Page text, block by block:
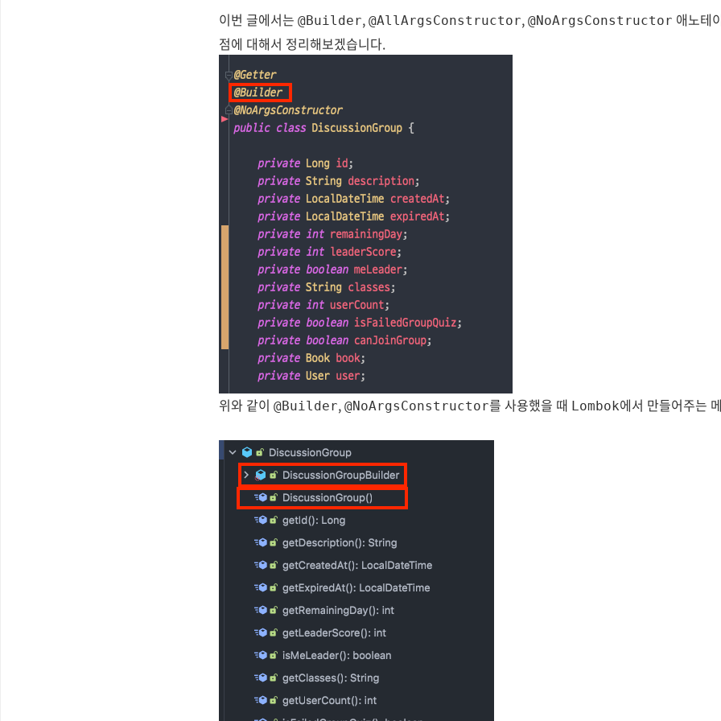
이번 글에서는 @Builder, @AllArgsConstructor, @NoArgsConstructor 애노테
점에 대해서 정리해보겠습니다.
위와 같이 @Builder, @NoArgsConstructor를 사용했을 때 Lombok에서 만들어주는